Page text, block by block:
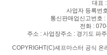
대표
사업자 등록번
통신판매업신고번호
전화 :
주소 : 사업장주소 : 경기도 파
COPYRIGHT(C)셰프마스터 공식